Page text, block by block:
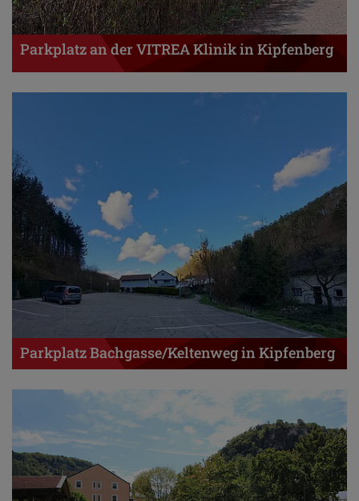
Parkplatz an der VITREA Klinik in Kipfenberg
Parkplatz Bachgasse/Keltenweg in Kipfenberg